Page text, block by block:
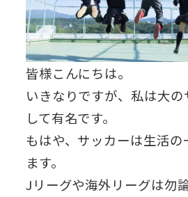
皆様こんにちは。
いきなりですが、私は大
して有名です。
もはや、サッカーは生活の
ます。
Jリーグや海外リーグは勿